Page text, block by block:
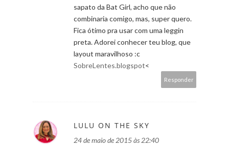
sapato da Bat Girl, acho que não
combinaria comigo, mas, super quero.
Fica ótimo pra usar com uma leggin
preta. Adorei conhecer teu blog, que
layout maravilhoso :c
SobreLentes.blogspot<
Responder
LULU ON THE SKY
24 de maio de 2015 às 22:40